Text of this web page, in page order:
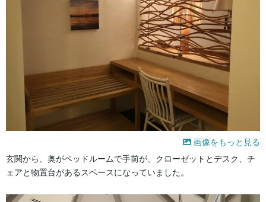
画像をもっと見る
玄関から、奥がベッドルームで手前が、クローゼットとデスク、チ
ェアと物置台があるスペースになっていました。